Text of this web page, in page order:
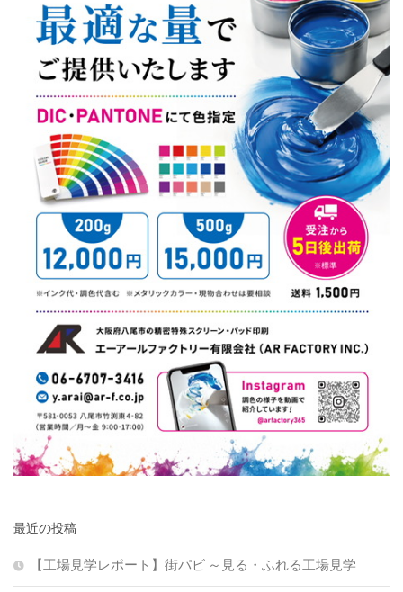
最近の投稿
【工場見学レポート】街パビ ～見る・ふれる工場見学